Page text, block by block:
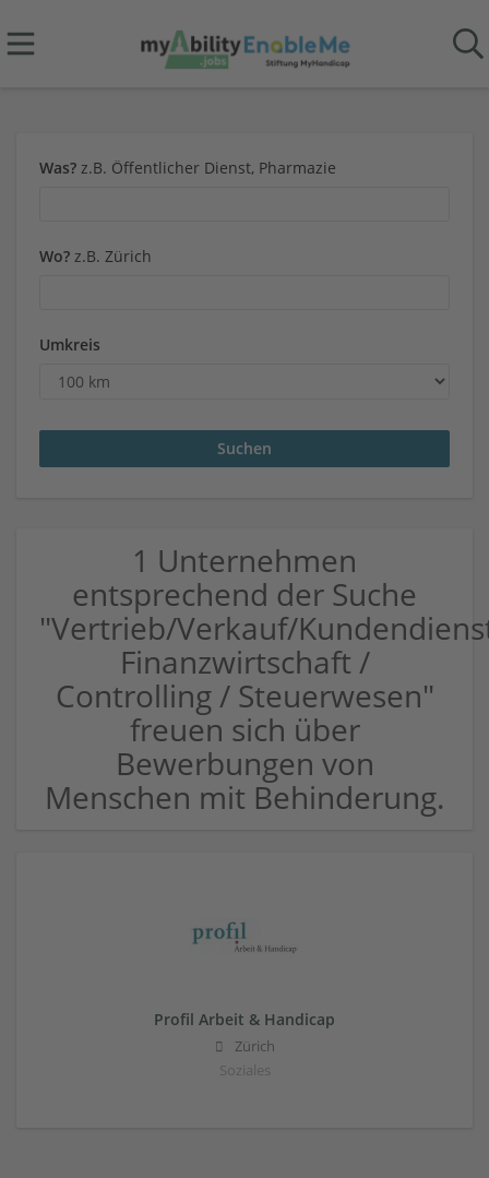
Was? z.B. Öffentlicher Dienst, Pharmazie
Wo? z.B. Zürich
Umkreis
1 Unternehmen
entsprechend der Suche
"Vertrieb/Verkauf/
Finanzwirtschaft /
Controlling / Steuerwesen"
freuen sich über
Bewerbungen von
Menschen mit Behinderung.
Profil Arbeit & Handicap
Zürich
Soziales